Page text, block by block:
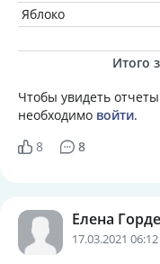
Яблоко
Итого
Чтобы увидеть
необходимо войти.
8
8
Елена
17.03.2021 06:12